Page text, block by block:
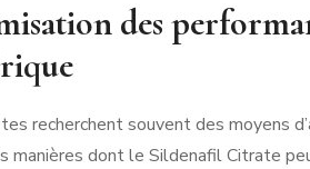
des
recherchent souvent des moyens
manières dont le Sildenafil Citrate